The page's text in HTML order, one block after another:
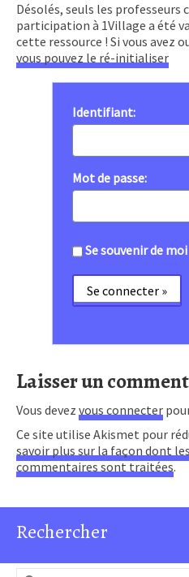
Désolés, seuls les professeurs
participation à 1Village a été
cette ressource ! Si vous avez
vous pouvez le ré-initialiser
Identifiant:
Mot de passe:
Se souvenir de moi
Laisser un
Vous devez vous connecter
Ce site utilise Akismet pour
savoir plus sur la façon dont
commentaires sont traitées.
Rechercher